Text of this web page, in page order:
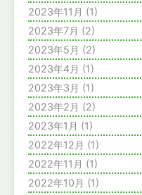
2023年11月 (1)
2023年7月 (2)
2023年5月 (2)
2023年4月 (1)
2023年3月 (1)
2023年2月 (2)
2023年1月 (1)
2022年12月 (1)
2022年11月 (1)
2022年10月 (1)